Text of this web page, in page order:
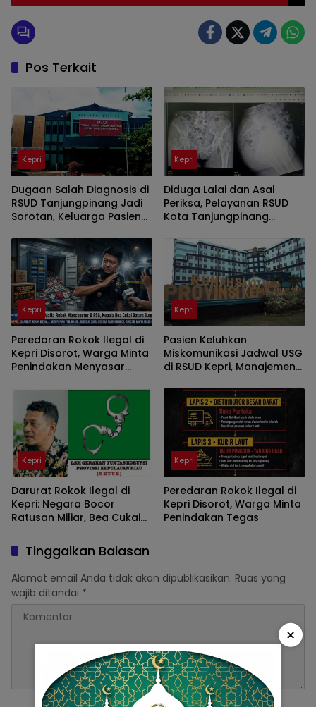
Pos Terkait
Kepri
Dugaan Salah Diagnosis di
RSUD Tanjungpinang Jadi
Sorotan, Keluarga Pasien
Kepri
Diduga Lalai dan Asal
Periksa, Pelayanan RSUD
Kota Tanjungpinang
Pasien
Kepri
Peredaran Rokok Ilegal di
Kepri Disorot, Warga Minta
Penindakan Menyasar
Kepri
Pasien Keluhkan
Miskomunikasi Jadwal USG
di RSUD Kepri, Manajemen
Permintaan Maaf
Kepri
Darurat Rokok Ilegal di
Kepri: Negara Bocor
Ratusan Miliar, Bea Cukai
Kepri
Peredaran Rokok Ilegal di
Kepri Disorot, Warga Minta
Penindakan Tegas
Tinggalkan Balasan
Alamat email Anda tidak akan dipublikasikan. Ruas yang
wajib ditandai *
×